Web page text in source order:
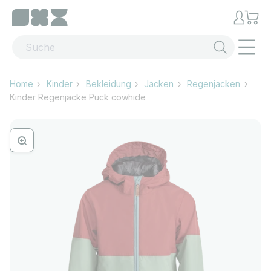
Menü
Home Kinder Bekleidung Jacken
Regenjacken
Kinder Regenjacke Puck cowhide
Bild vergrössern